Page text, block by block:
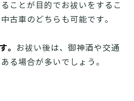
ことが目的でお祓いをするこ
古車のどちらも可能です。
。
お祓い後は、御神酒や交通
る場合が多いでしょう。